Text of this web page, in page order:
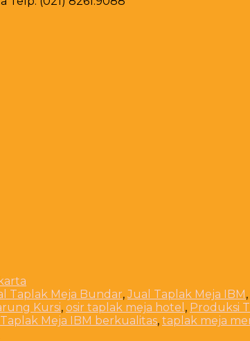
Taplak Meja Bundar,Jual Taplak Meja IBM,
Kursi, osir taplak meja hotel , Produksi
Taplak Meja IBM berkualitas, taplak meja